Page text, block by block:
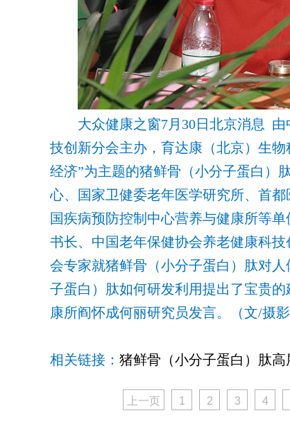
大众健康之窗7月30日北京消息 由
技创新分会主办，育达康（北京）生
经济”为主题的猪鲜骨（小分子蛋白）
心、国家卫健委老年医学研究所、首
国疾病预防控制中心营养与健康所等
书长、中国老年保健协会养老健康科
会专家就猪鲜骨（小分子蛋白）肽对
子蛋白）肽如何研发利用提出了宝贵
康所阎怀成何丽研究员发言。（文/摄影
相关链接： 猪鲜骨（小分子蛋白）肽
上一页 1 2 3 4